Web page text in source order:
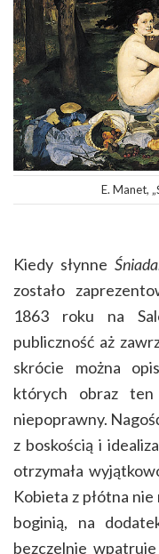
E. Manet,
Kiedy słynne
zostało
1863 roku na
publiczność aż
skrócie można
których obraz ten
niepoprawny.
z boskością i
otrzymała
Kobieta z płótna
boginią, na
bezczelnie